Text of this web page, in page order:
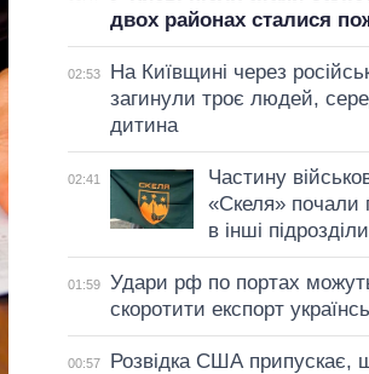
двох районах сталися
02:53
На Київщині через
загинули троє людей,
дитина
02:41
Частину
«Скеля» почали
в інші
01:59
Удари рф по портах можуть
скоротити експорт
00:57
Розвідка США припускає,